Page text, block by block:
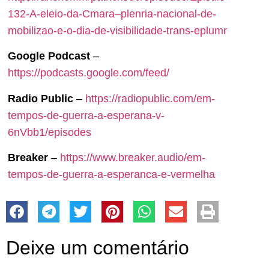
132-A-eleio-da-Cmara–plenria-nacional-de-
mobilizao-e-o-dia-de-visibilidade-trans-eplumr
Google Podcast –
https://podcasts.google.com/feed/
Radio Public – https://radiopublic.com/em-
tempos-de-guerra-a-esperana-v-
6nVbb1/episodes
Breaker – https://www.breaker.audio/em-
tempos-de-guerra-a-esperanca-e-vermelha
Deixe um comentário